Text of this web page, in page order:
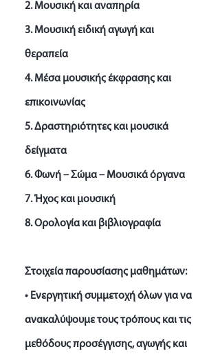
2. Μουσική και αναπηρία
3. Μουσική ειδική αγωγή και
θεραπεία
4. Μέσα μουσικής έκφρασης και
επικοινωνίας
5. Δραστηριότητες και μουσικά
δείγματα
6. Φωνή – Σώμα – Μουσικά όργανα
7. Ήχος και μουσική
8. Ορολογία και βιβλιογραφία
Στοιχεία παρουσίασης μαθημάτων:
• Ενεργητική συμμετοχή όλων για να
ανακαλύψουμε τους τρόπους και τις
μεθόδους προσέγγισης, αγωγής και